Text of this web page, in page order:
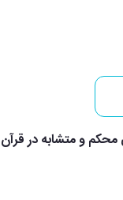
و متشابه در